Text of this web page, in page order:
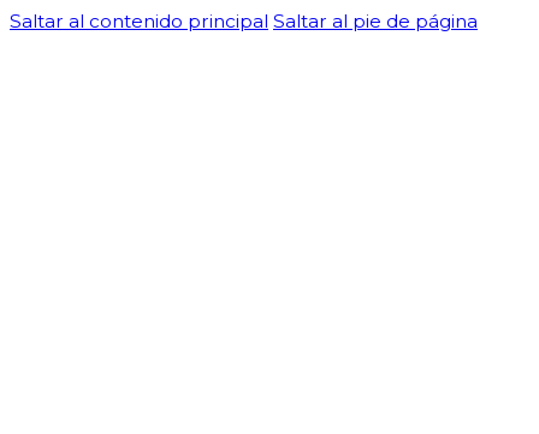
Saltar al contenido principal Saltar al pie de página